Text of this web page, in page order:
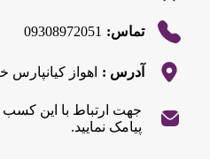
تماس: 09308972051
آدرس : اهواز
جهت ارتباط با این
پیامک نمایید.
Leaflet
©
OpenStreetMap